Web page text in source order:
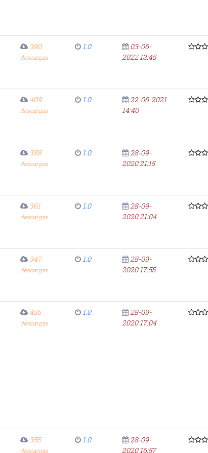
390
descargas
1.0
03-06-
2022 13:45
409
descargas
1.0
22-06-2021
14:40
388
descargas
1.0
28-09-
2020 21:15
361
descargas
1.0
28-09-
2020 21:04
347
descargas
1.0
28-09-
2020 17:55
456
descargas
1.0
28-09-
2020 17:04
355
descargas
1.0
28-09-
2020 16:57